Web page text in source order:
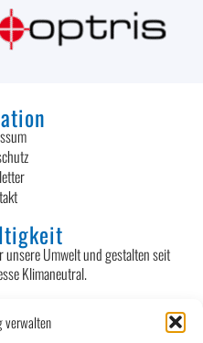
verwalten
Umwelt und gestalten seit
Klimaneutral.
GmbH